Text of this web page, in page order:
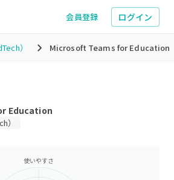
会員登録 ログイン
） Microsoft Teams for Education
Education
）
使いやすさ